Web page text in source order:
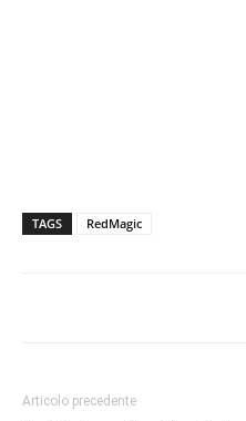
TAGS RedMagic
Articolo precedente